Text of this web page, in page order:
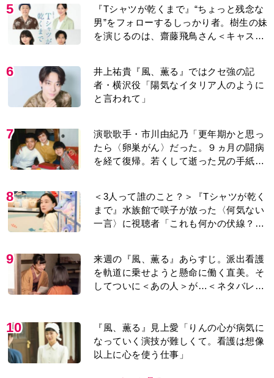
5
『Tシャツが乾くまで』“ちょっと残念な
男”をフォローするしっかり者。樹生の妹
を演じるのは、齋藤飛鳥さん＜キャスト
6
井上祐貴『風、薫る』ではクセ強の記
者・横沢役「陽気なイタリア人のように
と言われて」
7
演歌歌手・市川由紀乃「更年期かと思っ
たら〈卵巣がん〉だった。９ヵ月の闘病
を経て復帰。若くして逝った兄の手紙を
8
＜3人って誰のこと？＞『Tシャツが乾く
まで』水族館で咲子が放った〈何気ない
一言〉に視聴者「これも何かの伏線？」
9
来週の『風、薫る』あらすじ。派出看護
を軌道に乗せようと懸命に働く直美。そ
してついに＜あの人＞が…＜ネタバレあ
10
『風、薫る』見上愛「りんの心が病気に
なっていく演技が難しくて。看護は想像
以上に心を使う仕事」